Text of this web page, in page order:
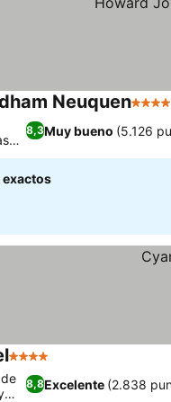
Neuquen4
8,3Muy bueno (5.126
exactos
4 Estrellas
8,8Excelente (2.838